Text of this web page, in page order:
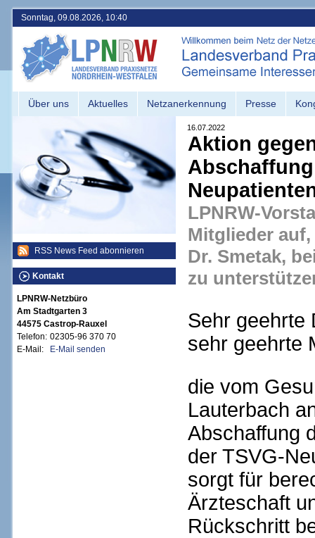
Sonntag, 09.08.2026, 10:40
Über uns Aktuelles Netzanerkennung Presse
RSS News Feed abonnieren
Kontakt
LPNRW-Netzbüro
Am Stadtgarten 3
44575 Castrop-Rauxel
Telefon: 02305-96 370 70
E-Mail:
E-Mail senden
16.07.2022
Aktion
LPNRW-
Mitglieder auf,
Dr. Smetak,
zu
Sehr geehrte
sehr geehrte
die vom
Lauterbach
Abschaffung
der TSVG-
sorgt für
Ärzteschaft
Rückschritt